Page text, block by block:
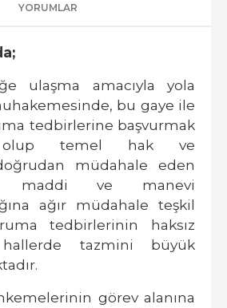
YORUMLAR
ulaşma amacıyla yola
bu gaye ile
tedbirlerine başvurmak
olup temel hak ve
müdahale eden
maddi ve manevi
ağır müdahale teşkil
tedbirlerinin haksız
hallerde tazmini büyük
görev alanına